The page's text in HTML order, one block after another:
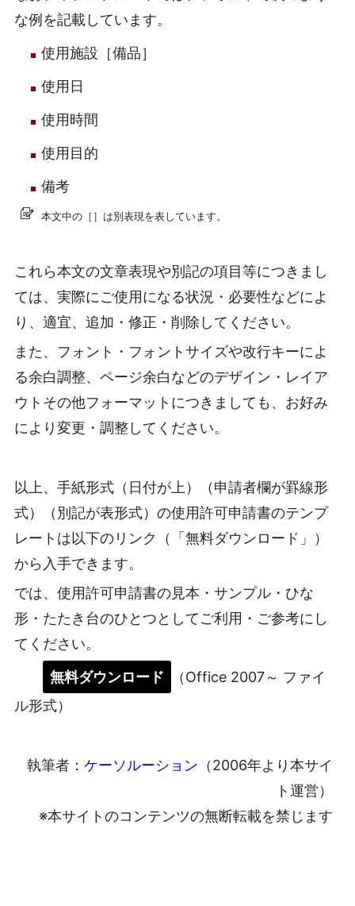
な例を記載しています。
使用施設［備品］
使用日
使用時間
使用目的
備考
本文中の［］は別表現を表しています。
これら本文の文章表現や別記の項目等につきまし
ては、実際にご使用になる状況・必要性などによ
り、適宜、追加・修正・削除してください。
また、フォント・フォントサイズや改行キーによ
る余白調整、ページ余白などのデザイン・レイア
ウトその他フォーマットにつきましても、お好み
により変更・調整してください。
以上、手紙形式（日付が上）（申請者欄が罫線形
式）（別記が表形式）の使用許可申請書のテンプ
レートは以下のリンク（「無料ダウンロード」）
から入手できます。
では、使用許可申請書の見本・サンプル・ひな
形・たたき台のひとつとしてご利用・ご参考にし
てください。
無料ダウンロード
（Office 2007～ ファイ
ル形式）
執筆者： ケーソルーション （2006年より本サイ
ト運営）
※本サイトのコンテンツの無断転載を禁じます